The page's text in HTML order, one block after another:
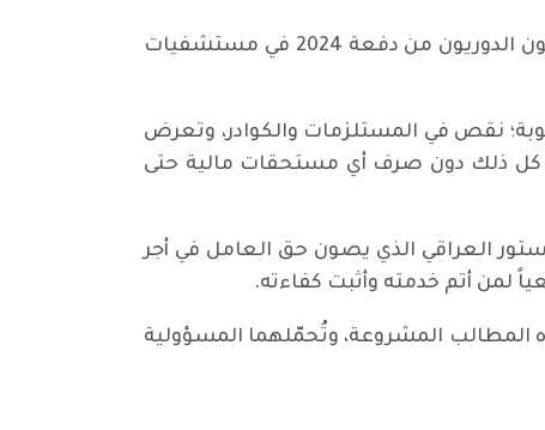
تتابع محلية نينوى للحزب الشيوعي العراقي باهتمام بالغ الاحتجاج المشروع الذي أعلنه الأطباء المقيمون الدوريون من دفعة 2024 في مستشفيات
نقص في المستلزمات والكوادر، وتعرض
كافية، وضغط عمل استثنائي تجاوزت ساعاته 180 ساعة شهرياً. كل ذلك دون صرف أي مستحقات مالية حتى
العراقي الذي يصون حق العامل في أجر
لمن أتم خدمته وأثبت كفاءته.
المطالب المشروعة، وتُحمّلهما المسؤولية